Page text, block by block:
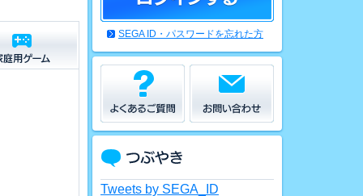
SEGA ID・パスワードを忘れた方
Tweets by SEGA_ID